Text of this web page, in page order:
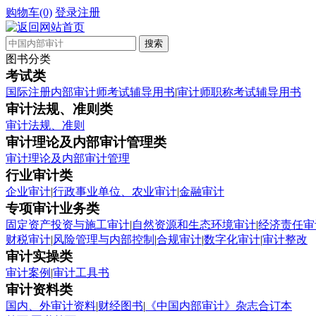
购物车(0) 登录注册
图书分类
考试类
国际注册内部审计师考试辅导用书|审计师职称考试辅导用书
审计法规、准则类
审计法规、准则
审计理论及内部审计管理类
审计理论及内部审计管理
行业审计类
企业审计|行政事业单位、农业审计|金融审计
专项审计业务类
固定资产投资与施工审计|自然资源和生态环境审计|经济责任
财税审计|风险管理与内部控制 |合规审计|数字化审计|审计整改
审计实操类
审计案例 |审计工具书
审计资料类
国内、外审计资料|财经图书| 《中国内部审计》杂志合订本